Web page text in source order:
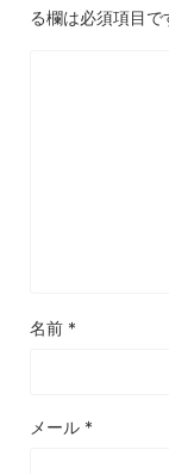
る欄は必須項目で
名前 *
メール *